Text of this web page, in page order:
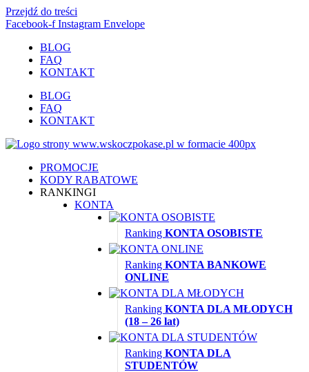
Przejdź do treści
Facebook-f Instagram Envelope
BLOG
FAQ
KONTAKT
BLOG
FAQ
KONTAKT
PROMOCJE
KODY RABATOWE
RANKINGI
KONTA
Ranking KONTA OSOBISTE
Ranking KONTA BANKOWE
ONLINE
Ranking KONTA DLA MŁODYCH
(18 – 26 lat)
Ranking KONTA DLA
STUDENTÓW